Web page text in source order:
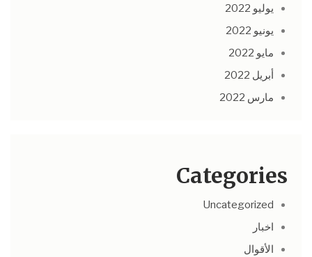
يوليو 2022
يونيو 2022
مايو 2022
أبريل 2022
مارس 2022
Categories
Uncategorized
اخبار
الأقوال